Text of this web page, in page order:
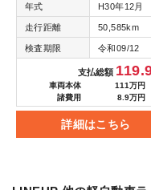
年式 H30年12月
走行距離 50,585km
検査期限 令和09/12
支払総額
車両本体
111万円
諸費用
8.9万円
詳細はこちら